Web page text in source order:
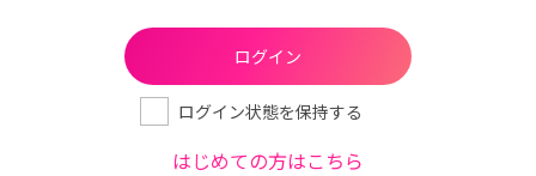
ログイン状態を保持する
はじめての方はこちら